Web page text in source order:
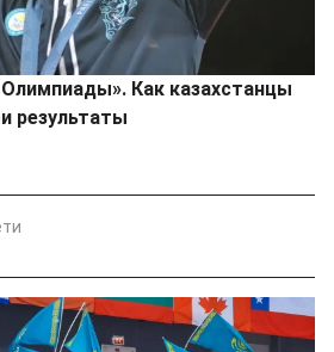
Как казахстанцы
результаты